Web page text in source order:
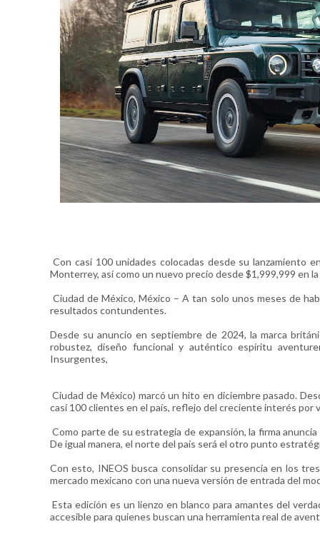
Con casi 100 unidades colocadas desde su lanzamiento
Monterrey, así como un nuevo precio desde $1,999,999 en
Ciudad de México, México – A tan solo unos meses de
resultados contundentes.
Desde su anuncio en septiembre de 2024, la marca
robustez, diseño funcional y auténtico espíritu
Insurgentes,
Ciudad de México) marcó un hito en diciembre pasado.
casi 100 clientes en el país, reflejo del creciente interés
Como parte de su estrategia de expansión, la firma
De igual manera, el norte del país será el otro punto
Con esto, INEOS busca consolidar su presencia en los
mercado mexicano con una nueva versión de entrada del
Esta edición es un lienzo en blanco para amantes del
accesible para quienes buscan una herramienta real de